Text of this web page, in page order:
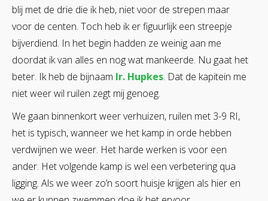
blij met de drie die ik heb, niet voor de strepen maar
voor de centen. Toch heb ik er figuurlijk een streepje
bijverdiend. In het begin hadden ze weinig aan me
doordat ik van alles en nog wat mankeerde. Nu gaat het
beter. Ik heb de bijnaam Ir. Hupkes. Dat de kapitein me
niet weer wil ruilen zegt mij genoeg.
We gaan binnenkort weer verhuizen, ruilen met 3-9 RI,
het is typisch, wanneer we het kamp in orde hebben
verdwijnen we weer. Het harde werken is voor een
ander. Het volgende kamp is wel een verbetering qua
ligging. Als we weer zo’n soort huisje krijgen als hier en